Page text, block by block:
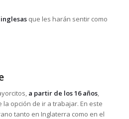
que les harán sentir como
a partir de los 16 años,
opción de ir a trabajar. En este
tanto en Inglaterra como en el